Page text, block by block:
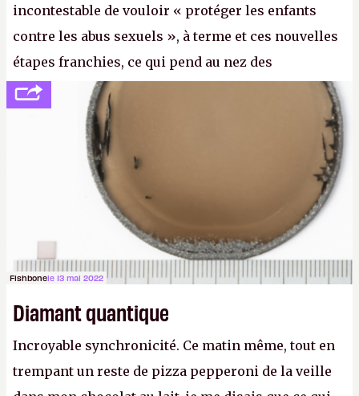
incontestable de vouloir « protéger les enfants
contre les abus sexuels », à terme et ces nouvelles
étapes franchies, ce qui pend au nez des
internautes est à n'en point douter la mise en place
de l’identification obligatoire pour se connecter au
http://cpc.cx/AH432N1
- Crédit photo : Pexels -
Fishbonele 13 mai 2022
Diamant quantique
Incroyable synchronicité. Ce matin même, tout en
trempant un reste de pizza pepperoni de la veille